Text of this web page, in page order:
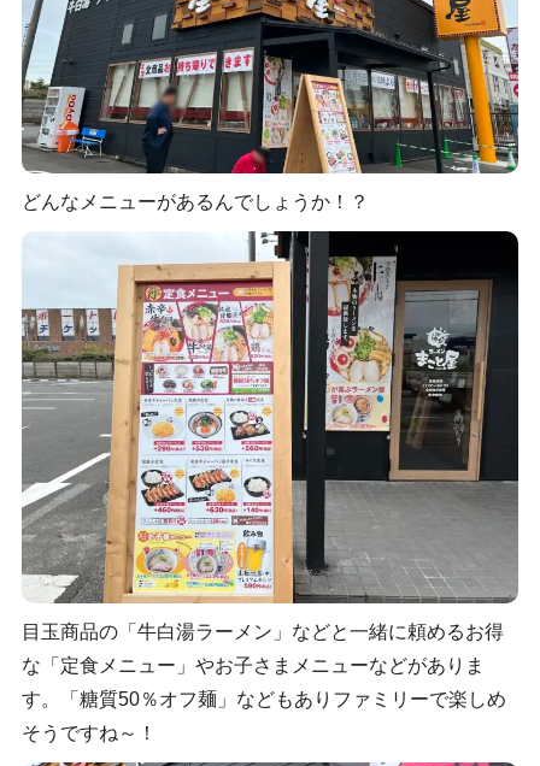
どんなメニューがあるんでしょうか！？
目玉商品の「牛白湯ラーメン」などと一緒に頼めるお得
な「定食メニュー」やお子さまメニューなどがありま
す。「糖質50％オフ麺」などもありファミリーで楽しめ
そうですね～！